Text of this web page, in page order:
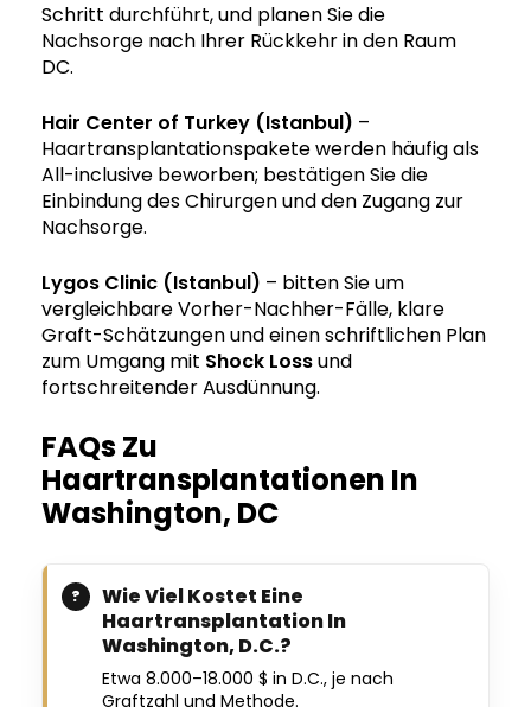
Schritt durchführt, und planen Sie die
Nachsorge nach Ihrer Rückkehr in den Raum
DC.
Hair Center of Turkey (Istanbul) –
Haartransplantationspakete werden häufig als
All-inclusive beworben; bestätigen Sie die
Einbindung des Chirurgen und den Zugang zur
Nachsorge.
Lygos Clinic (Istanbul) – bitten Sie um
vergleichbare Vorher-Nachher-Fälle, klare
Graft-Schätzungen und einen schriftlichen Plan
zum Umgang mit Shock Lossund
fortschreitender Ausdünnung.
FAQs Zu
Haartransplantationen In
Washington, DC
Wie Viel Kostet Eine
Haartransplantation In
Washington, D.C.?
Etwa 8.000–18.000 $ in D.C., je nach
Graftzahl und Methode.